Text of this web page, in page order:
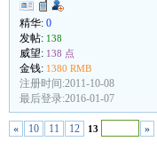
精华: 0
发帖: 138
威望: 138 点
金钱: 1380 RMB
注册时间:2011-10-08
最后登录:2016-01-07
« 10 11 12 13 »